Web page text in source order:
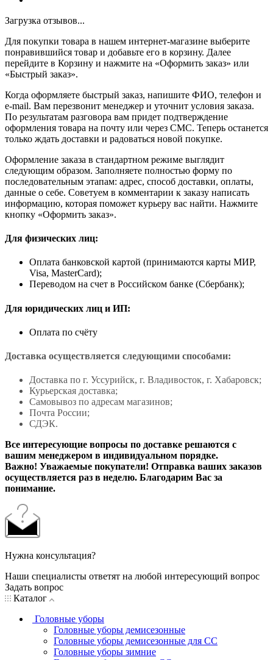
Загрузка отзывов...
Для покупки товара в нашем интернет-магазине выберите
понравившийся товар и добавьте его в корзину. Далее
перейдите в Корзину и нажмите на «Оформить заказ» или
«Быстрый заказ».
Когда оформляете быстрый заказ, напишите ФИО, телефон и
e-mail. Вам перезвонит менеджер и уточнит условия заказа.
По результатам разговора вам придет подтверждение
оформления товара на почту или через СМС. Теперь останется
только ждать доставки и радоваться новой покупке.
Оформление заказа в стандартном режиме выглядит
следующим образом. Заполняете полностью форму по
последовательным этапам: адрес, способ доставки, оплаты,
данные о себе. Советуем в комментарии к заказу написать
информацию, которая поможет курьеру вас найти. Нажмите
кнопку «Оформить заказ».
Для физических лиц:
Оплата банковской картой (принимаются карты МИР,
Visa, MasterCard);
Переводом на счет в Российском банке (Сбербанк);
Для юридических лиц и ИП:
Оплата по счёту
Доставка осуществляется следующими способами:
Доставка по г. Уссурийск, г. Владивосток, г. Хабаровск;
Курьерская доставка;
Самовывоз по адресам магазинов;
Почта России;
СДЭК.
Все интересующие вопросы по доставке решаются с
вашим менеджером в индивидуальном порядке.
Важно! Уважаемые покупатели! Отправка ваших заказов
осуществляется раз в неделю. Благодарим Вас за
понимание.
Нужна консультация?
Наши специалисты ответят на любой интересующий вопрос
Задать вопрос
Каталог
Головные уборы
Головные уборы демисезонные
Головные уборы демисезонные для СС
Головные уборы зимние